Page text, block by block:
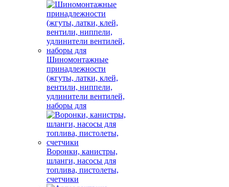
Шиномонтажные
принадлежности
(жгуты, латки, клей,
вентили, ниппели,
удлинители вентилей,
наборы для
Воронки, канистры,
шланги, насосы для
топлива, пистолеты,
счетчики